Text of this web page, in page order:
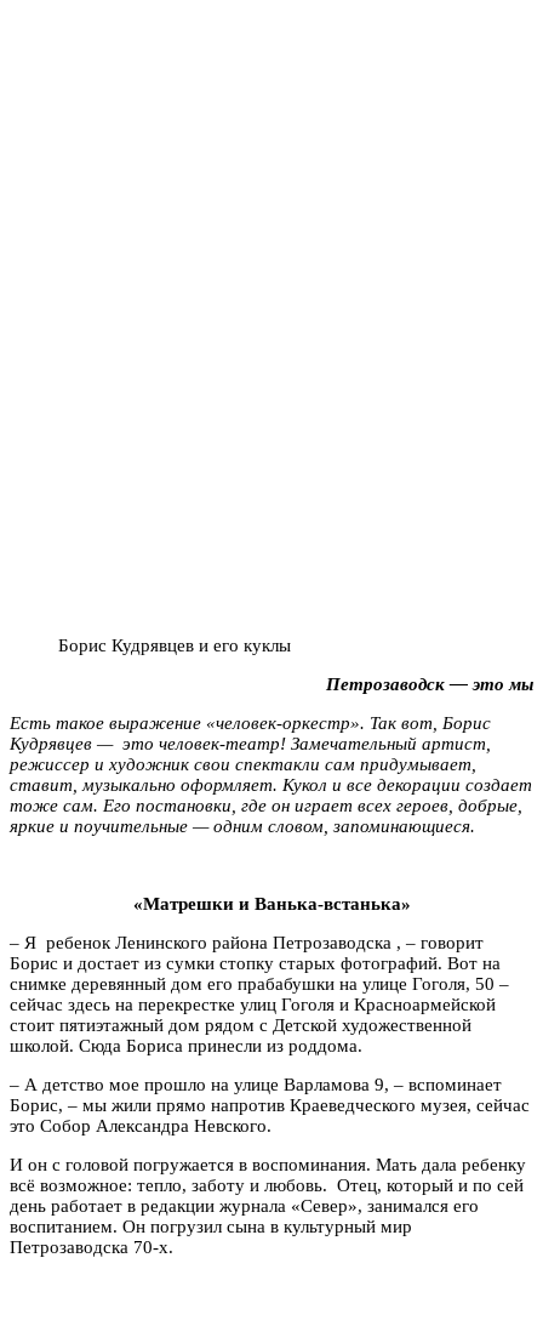
Борис Кудрявцев и его куклы
Петрозаводск — это мы
Есть такое выражение «человек-оркестр». Так вот, Борис
Кудрявцев — это человек-театр! Замечательный артист,
режиссер и художник свои спектакли сам придумывает,
ставит, музыкально оформляет. Кукол и все декорации создает
тоже сам. Его постановки, где он играет всех героев, добрые,
яркие и поучительные — одним словом, запоминающиеся.
«Матрешки и Ванька-встанька»
– Я ребенок Ленинского района Петрозаводска , – говорит
Борис и достает из сумки стопку старых фотографий. Вот на
снимке деревянный дом его прабабушки на улице Гоголя, 50 –
сейчас здесь на перекрестке улиц Гоголя и Красноармейской
стоит пятиэтажный дом рядом с Детской художественной
школой. Сюда Бориса принесли из роддома.
– А детство мое прошло на улице Варламова 9, – вспоминает
Борис, – мы жили прямо напротив Краеведческого музея, сейчас
это Собор Александра Невского.
И он с головой погружается в воспоминания. Мать дала ребенку
всё возможное: тепло, заботу и любовь. Отец, который и по сей
день работает в редакции журнала «Север», занимался его
воспитанием. Он погрузил сына в культурный мир
Петрозаводска 70-х.